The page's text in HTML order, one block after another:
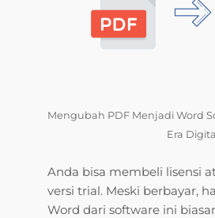
Mengubah PDF Menjadi Word
Era
Anda bisa membeli lisensi
versi trial. Meski berbayar,
Word dari software ini